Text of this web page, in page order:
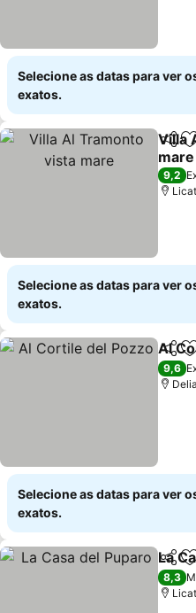
Selecione as datas para ver
exatos.
Villa
mare
Ver
9,2
Selecione as datas para ver
exatos.
Al
9,6
Selecione as datas para ver
exatos.
La
8,3